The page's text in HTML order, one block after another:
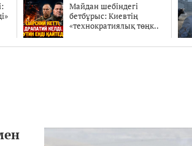
Майдан шебіндегі
бетбұрыс: Киевтің
«технократиялық төңк..